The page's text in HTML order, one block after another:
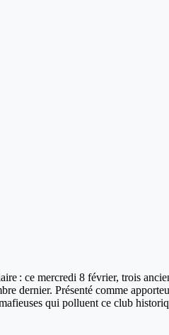
: ce mercredi 8 février, trois
dernier. Présenté comme
qui polluent ce club